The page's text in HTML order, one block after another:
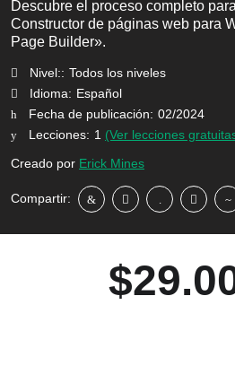
Descubre el proceso completo
Constructor de páginas web para
Page Builder».
Nivel:: Todos los niveles
Idioma: Español
Fecha de publicación: 02/2024
Lecciones: 1 (Ver lecciones
Creado por Erick Mines
Compartir: